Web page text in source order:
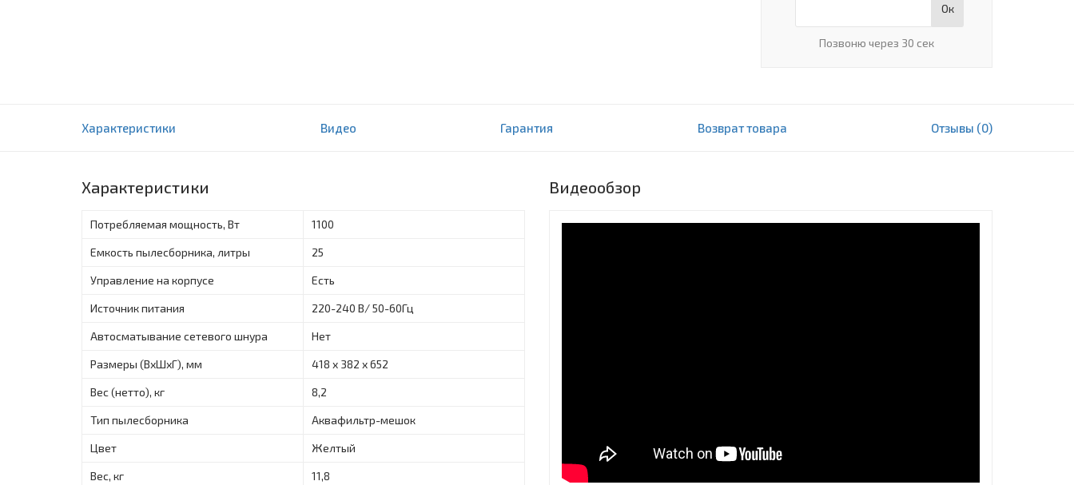
Ок
Позвоню через 30 сек
3 863 000 сум В корзину
Характеристики Видео Гарантия Возврат товара Отзывы (0)
Характеристики
Потребляемая мощность, Вт 1100
Емкость пылесборника, литры 25
Управление на корпусе Есть
Источник питания 220-240 В/ 50-60Гц
Автосматывание сетевого шнура Нет
Размеры (ВхШхГ), мм 418 x 382 x 652
Вес (нетто), кг 8,2
Тип пылесборника Аквафильтр-мешок
Цвет Желтый
Вес, кг 11,8
Видеообзор